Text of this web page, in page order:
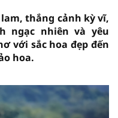
thắng cảnh kỳ vĩ,
ngạc nhiên và yêu
với sắc hoa đẹp đến
hoa.